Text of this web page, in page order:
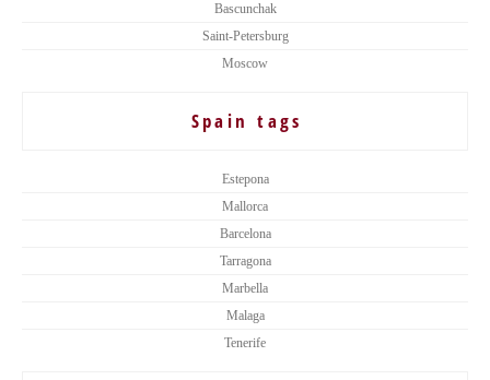
Bascunchak
Saint-Petersburg
Moscow
Spain tags
Estepona
Mallorca
Barcelona
Tarragona
Marbella
Malaga
Tenerife